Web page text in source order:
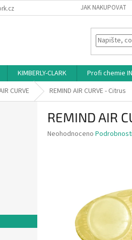
JAK NAKUPOVAT
KIMBERLY-CLARK Profi chemie
CURVE REMIND AIR CURVE - Citrus
REMIND AIR
Průměrné
Neohodnoceno